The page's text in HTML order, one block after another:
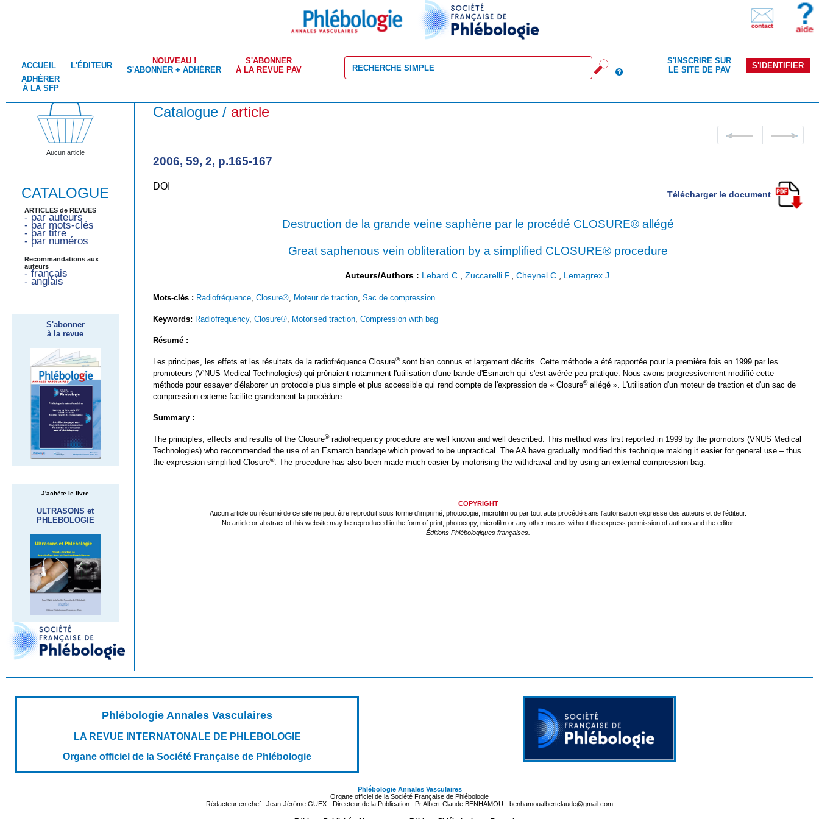
ACCUEIL L'ÉDITEUR
NOUVEAU !
S'ABONNER + ADHÉRER
S'ABONNER
À LA REVUE PAV
ADHÉRER
À LA SFP
S'INSCRIRE SUR
LE SITE DE PAV
S'IDENTIFIER
Aucun article
CATALOGUE
ARTICLES de REVUES
- par auteurs
- par mots-clés
- par titre
- par numéros
Recommandations aux
auteurs
- français
- anglais
S'abonner
à la revue
J'achète le livre
ULTRASONS et
PHLEBOLOGIE
Catalogue / article
2006, 59, 2, p.165-167
DOI
Télécharger le document
Destruction de la grande veine saphène par le procédé CLOSURE® allégé
Great saphenous vein obliteration by a simplified CLOSURE® procedure
Auteurs/Authors : Lebard C. Zuccarelli F. Cheynel C. Lemagrex J.
Mots-clés : Radiofréquence, Closure®, Moteur de traction, Sac de compression
Keywords: Radiofrequency, Closure®, Motorised traction, Compression with bag
Résumé :
Les principes, les effets et les résultats de la radiofréquence Closure®sont bien connus et largement décrits. Cette méthode a été rapportée pour la première fois en 1999 par les
promoteurs (V'NUS Medical Technologies) qui prônaient notamment l'utilisation d'une bande d'Esmarch qui s'est avérée peu pratique. Nous avons progressivement modifié cette
méthode pour essayer d'élaborer un protocole plus simple et plus accessible qui rend compte de l'expression de « Closure®allégé ». L'utilisation d'un moteur de traction et d'un sac de
compression externe facilite grandement la procédure.
Summary :
The principles, effects and results of the Closure®radiofrequency procedure are well known and well described. This method was first reported in 1999 by the promotors (VNUS Medical
Technologies) who recommended the use of an Esmarch bandage which proved to be unpractical. The AA have gradually modified this technique making it easier for general use – thus
the expression simplified Closure®. The procedure has also been made much easier by motorising the withdrawal and by using an external compression bag.
COPYRIGHT
Aucun article ou résumé de ce site ne peut être reproduit sous forme d'imprimé, photocopie, microfilm ou par tout aute procédé sans l'autorisation expresse des auteurs et de l'éditeur.
No article or abstract of this website may be reproduced in the form of print, photocopy, microfilm or any other means without the express permission of authors and the editor.
Éditions Phlébologiques françaises.
Phlébologie Annales Vasculaires
LA REVUE INTERNATONALE DE PHLEBOLOGIE
Organe officiel de la Société Française de Phlébologie
Phlébologie Annales Vasculaires
Organe officiel de la Société Française de Phlébologie
Rédacteur en chef : Jean-Jérôme GUEX - Directeur de la Publication : Pr Albert-Claude BENHAMOU - benhamoualbertclaude@gmail.com